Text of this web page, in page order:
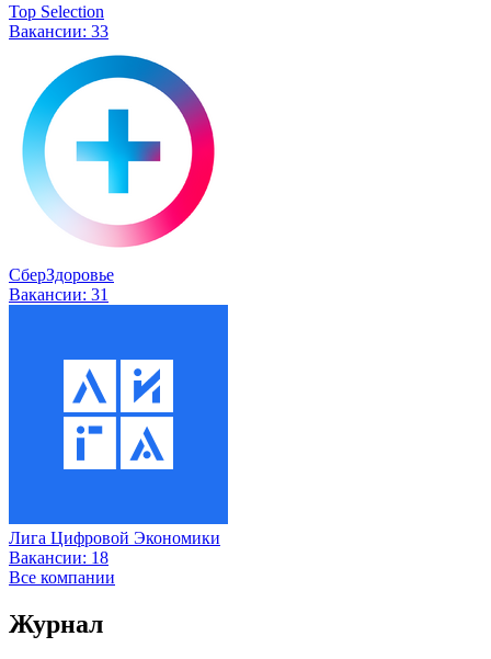
Top Selection
Вакансии: 33
СберЗдоровье
Вакансии: 31
Лига Цифровой Экономики
Вакансии: 18
Все компании
Журнал